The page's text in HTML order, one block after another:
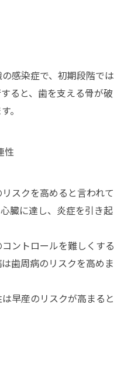
感染症で、初期段階では
ると、歯を支える骨が破
。
性
スクを高めると言われて
臓に達し、炎症を引き起
ントロールを難しくする
歯周病のリスクを高めま
早産のリスクが高まると